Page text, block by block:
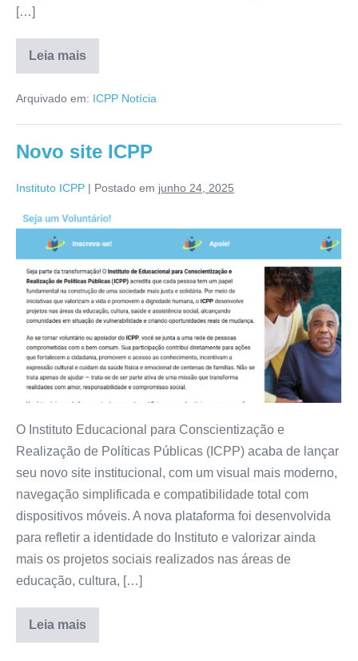
[…]
Leia mais
Arquivado em: ICPP Notícia
Novo site ICPP
Instituto ICPP | Postado em junho 24, 2025
O Instituto Educacional para Conscientização e
Realização de Políticas Públicas (ICPP) acaba de lançar
seu novo site institucional, com um visual mais moderno,
navegação simplificada e compatibilidade total com
dispositivos móveis. A nova plataforma foi desenvolvida
para refletir a identidade do Instituto e valorizar ainda
mais os projetos sociais realizados nas áreas de
educação, cultura, […]
Leia mais